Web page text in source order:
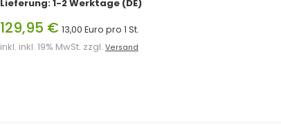
Lieferung: 1-2 Werktage (DE)
129,95 € 13,00 Euro pro 1 St.
inkl. inkl. 19% MwSt. zzgl. Versand